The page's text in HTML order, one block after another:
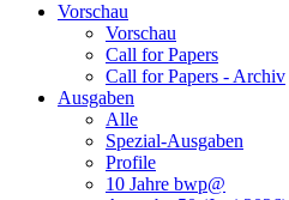
Vorschau
Vorschau
Call for Papers
Call for Papers - Archiv
Ausgaben
Alle
Spezial-Ausgaben
Profile
10 Jahre bwp@